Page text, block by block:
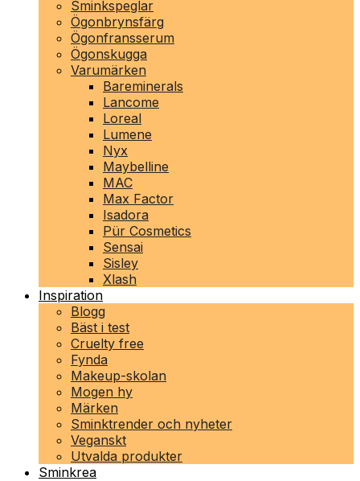
Sminkspeglar
Ögonbrynsfärg
Ögonfransserum
Ögonskugga
Varumärken
Bareminerals
Lancome
Loreal
Lumene
Nyx
Maybelline
MAC
Max Factor
Isadora
Pür Cosmetics
Sensai
Sisley
Xlash
Inspiration
Blogg
Bäst i test
Cruelty free
Fynda
Makeup-skolan
Mogen hy
Märken
Sminktrender och nyheter
Veganskt
Utvalda produkter
Sminkrea